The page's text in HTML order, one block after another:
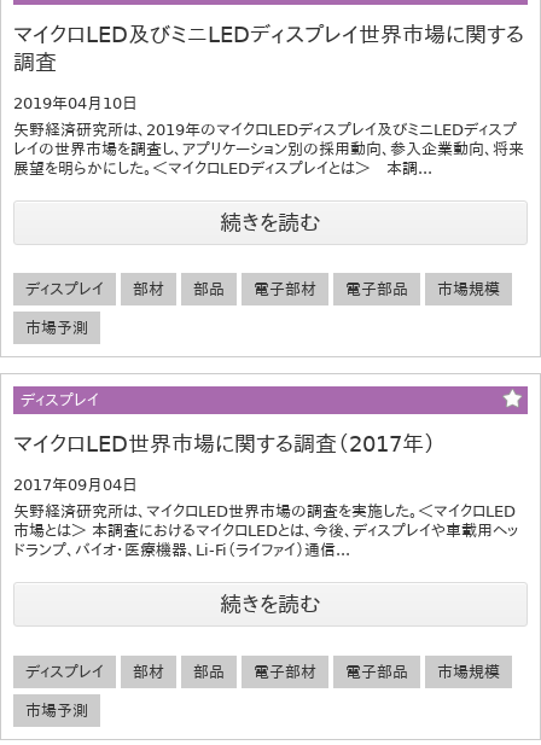
マイクロLED及びミニLEDディスプレイ世界市場に関する
調査
2019年04月10日
矢野経済研究所は、2019年のマイクロLEDディスプレイ及びミニLEDディスプ
レイの世界市場を調査し、アプリケーション別の採用動向、参入企業動向、将来
展望を明らかにした。＜マイクロLEDディスプレイとは＞ 本調...
続きを読む
ディスプレイ 部材 部品 電子部材 電子部品 市場規模
市場予測
ディスプレイ
マイクロLED世界市場に関する調査（2017年）
2017年09月04日
矢野経済研究所は、マイクロLED世界市場の調査を実施した。＜マイクロLED
市場とは＞ 本調査におけるマイクロLEDとは、今後、ディスプレイや車載用ヘッ
ドランプ、バイオ・医療機器、Li-Fi（ライファイ）通信...
続きを読む
ディスプレイ 部材 部品 電子部材 電子部品 市場規模
市場予測